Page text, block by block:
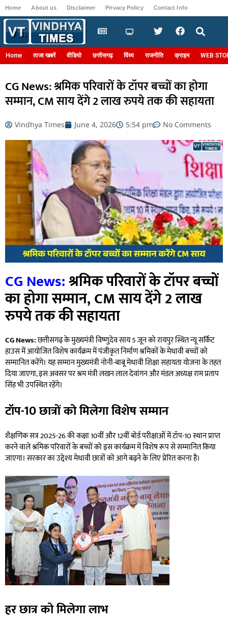
Home About us Disclaimer Privacy Policy Contact Info
Home ताजा खबरें वीडियो छत्तीसगढ़ विंध्य राजनीति क्राइम WEB
CG News: श्रमिक परिवारों के टॉपर बच्चों का होगा
सम्मान, CM साय देंगे 2 लाख रुपये तक की सहायता
Vindhya Times June 4, 2026 5:54 pm No Comments
CG News:श्रमिक परिवारों के टॉपर बच्चों
का होगा सम्मान, CM साय देंगे 2 लाख
रुपये तक की सहायता
CG News:छत्तीसगढ़ के मुख्यमंत्री विष्णुदेव साय 5 जून को रायपुर स्थित न्यू सर्किट
हाउस में आयोजित विशेष कार्यक्रम में पंजीकृत निर्माण श्रमिकों के मेधावी बच्चों को
सम्मानित करेंगे। यह सम्मान मुख्यमंत्री नोनी-बाबू मेधावी शिक्षा सहायता योजना के तहत
दिया जाएगा, इस अवसर पर श्रम मंत्री लखन लाल देवांगन और मंडल अध्यक्ष राम प्रताप
सिंह भी उपस्थित रहेंगे।
टॉप-10 छात्रों को मिलेगा विशेष सम्मान
शैक्षणिक सत्र 2025-26 की कक्षा 10वीं और 12वीं बोर्ड परीक्षाओं में टॉप-10 स्थान प्राप्त
करने वाले श्रमिक परिवारों के बच्चों को इस कार्यक्रम में विशेष रूप से सम्मानित किया
जाएगा। सरकार का उद्देश्य मेधावी छात्रों को आगे बढ़ने के लिए प्रेरित करना है।
हर छात्र को मिलेगा लाभ